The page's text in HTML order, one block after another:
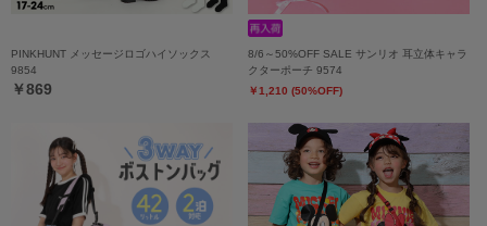
PINKHUNT メッセージロゴハイソックス
9854
￥869
8/6～50%OFF SALE サンリオ 耳立体キャラ
クターポーチ 9574
￥1,210 (50%OFF)